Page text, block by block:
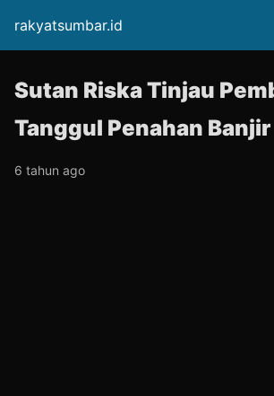
rakyatsumbar.id
Sutan Riska Tinjau
Tanggul Penahan Banjir
6 tahun ago